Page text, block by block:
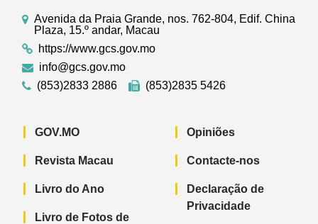
Avenida da Praia Grande, nos. 762-804, Edif. China
Plaza, 15.º andar, Macau
https://www.gcs.gov.mo
info@gcs.gov.mo
(853)2833 2886
(853)2835 5426
GOV.MO
Revista Macau
Livro do Ano
Livro de Fotos de
Opiniões
Contacte-nos
Declaração de
Privacidade